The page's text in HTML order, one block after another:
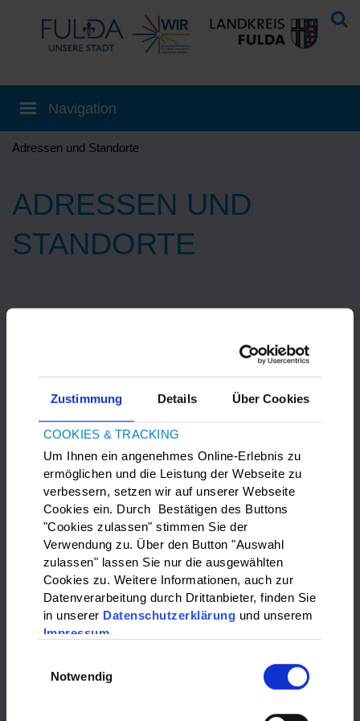
Zustimmung Details Über Cookies
COOKIES & TRACKING
Um Ihnen ein angenehmes Online-Erlebnis zu
ermöglichen und die Leistung der Webseite zu
verbessern, setzen wir auf unserer Webseite
Cookies ein. Durch Bestätigen des Buttons
"Cookies zulassen" stimmen Sie der
Verwendung zu. Über den Button "Auswahl
zulassen" lassen Sie nur die ausgewählten
Cookies zu. Weitere Informationen, auch zur
Datenverarbeitung durch Drittanbieter, finden Sie
in unserer Datenschutzerklärung und unserem
Impressum
Notwendig
Adressen und Standorte
ADRESSEN UND
STANDORTE
Marketing-Cookies
akzeptieren, um die Google Maps
anzuzeigen.
WAS?:
Bitte wählen…
Bitte wählen…